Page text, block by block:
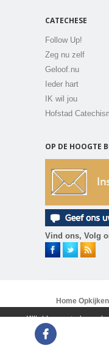
CATECHESE
Follow Up!
Zeg nu zelf
Geloof.nu
Ieder hart
IK wil jou
Hofstad
OP DE HOOGTE
Vind ons, Volg
Home
Klik hier om te lezen